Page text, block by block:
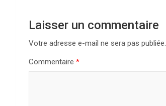
Laisser un commentaire
Votre adresse e-mail ne sera pas publiée.
Commentaire *